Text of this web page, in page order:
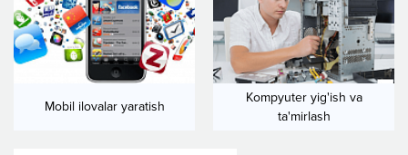
Mobil ilovalar yaratish
Kompyuter yig'ish va
ta'mirlash